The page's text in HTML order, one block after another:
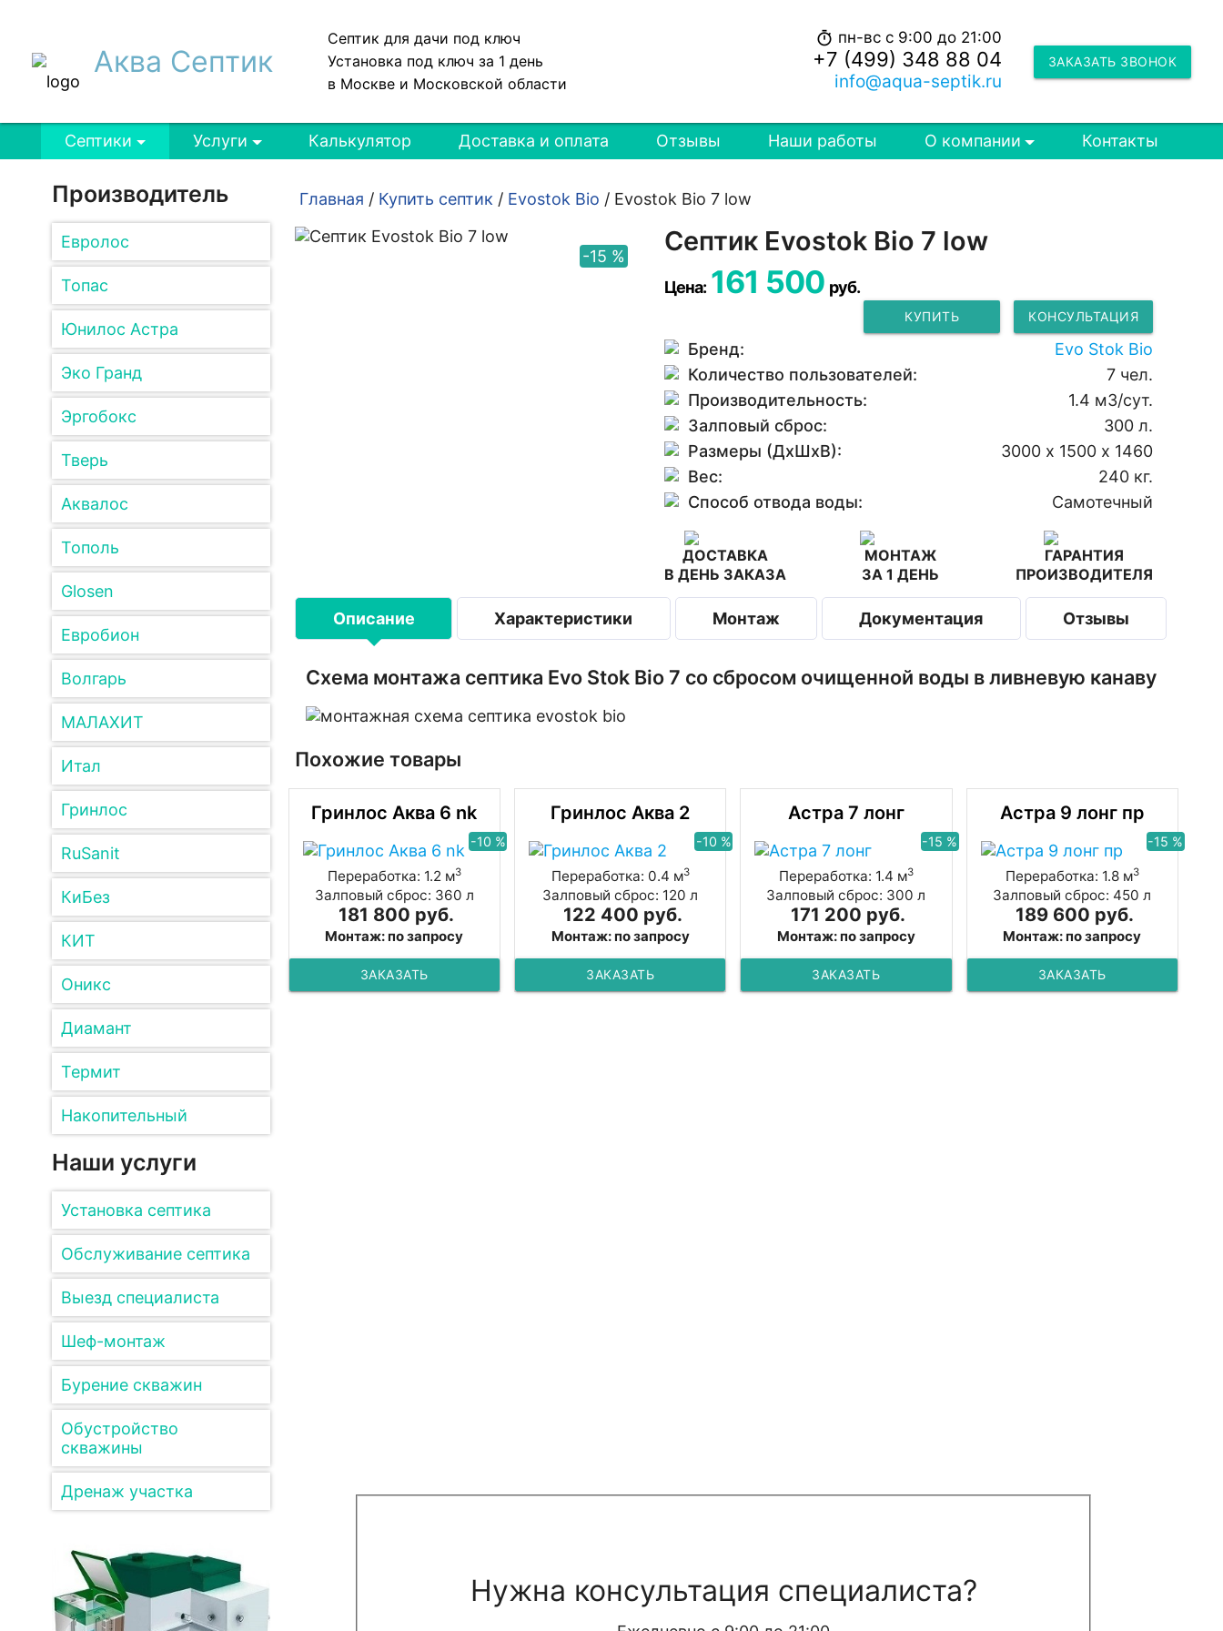
Аква Септик
Септик для дачи под ключ
Установка под ключ за 1 день
в Москве и Московской области
ЗАКАЗАТЬ ЗВОНОК
timer пн-вс с 9:00 до 21:00
+7 (499) 348 88 04
info@aqua-septik.ru
Септики Услуги Калькулятор Доставка и оплата Отзывы Наши работы О компании Контакты
Производитель
Евролос
Топас
Юнилос Астра
Эко Гранд
Эргобокс
Тверь
Аквалос
Тополь
Glosen
Евробион
Волгарь
МАЛАХИТ
Итал
Гринлос
RuSanit
КиБез
КИТ
Оникс
Диамант
Термит
Накопительный
Наши услуги
Установка септика
Обслуживание септика
Выезд специалиста
Шеф-монтаж
Бурение скважин
Обустройство
скважины
Дренаж участка
Главная / Купить септик / Evostok Bio / Evostok Bio 7 low
-15 % Септик Evostok Bio 7 low
Цена: 161 500 руб.
КУПИТЬ КОНСУЛЬТАЦИЯ
Бренд:
Evo Stok Bio
Количество пользователей:
7 чел.
Производительность:
1.4 м3/сут.
Залповый сброс:
300 л.
Размеры (ДхШхВ):
3000 х 1500 х 1460
Вес:
240 кг.
Способ отвода воды:
Самотечный
ДОСТАВКА
В ДЕНЬ ЗАКАЗА
МОНТАЖ
ЗА 1 ДЕНЬ
ГАРАНТИЯ
ПРОИЗВОДИТЕЛЯ
Описание Характеристики Монтаж Документация Отзывы
Схема монтажа септика Evo Stok Bio 7 со сбросом очищенной воды в ливневую канаву
Похожие товары
Гринлос Аква 6 nk
-10 %
Переработка: 1.2 м3
Залповый сброс: 360 л
181 800 руб.
Монтаж: по запросу
ЗАКАЗАТЬ
Гринлос Аква 2
-10 %
Переработка: 0.4 м3
Залповый сброс: 120 л
122 400 руб.
Монтаж: по запросу
ЗАКАЗАТЬ
Астра 7 лонг
-15 %
Переработка: 1.4 м3
Залповый сброс: 300 л
171 200 руб.
Монтаж: по запросу
ЗАКАЗАТЬ
Астра 9 лонг пр
-15 %
Переработка: 1.8 м3
Залповый сброс: 450 л
189 600 руб.
Монтаж: по запросу
ЗАКАЗАТЬ
Нужна консультация специалиста?